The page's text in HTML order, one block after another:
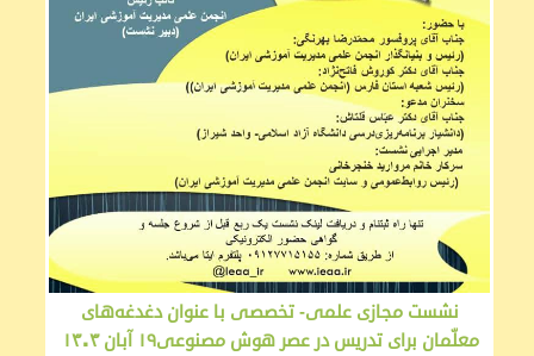
نشست مجازی علمی- تخصصی با عنوان دغدغه‌های
معلّمان برای تدریس در عصر هوش مصنوعی۱۹ آبان ۱۴۰۴